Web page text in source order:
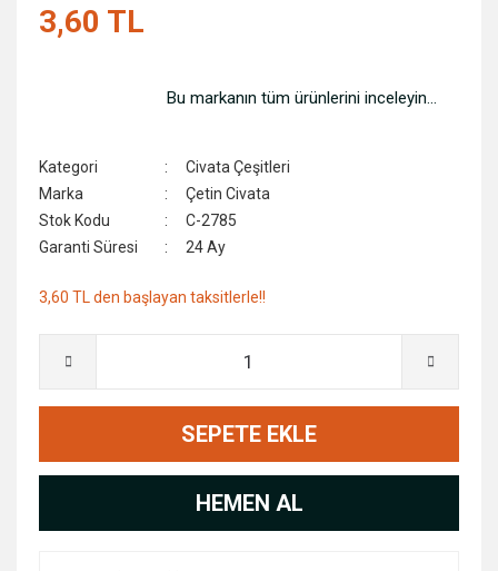
3,60 TL
Bu markanın tüm ürünlerini inceleyin...
Kategori
Civata Çeşitleri
Marka
Çetin Civata
Stok Kodu
C-2785
Garanti Süresi
24 Ay
3,60 TL den başlayan taksitlerle!!
SEPETE EKLE
HEMEN AL